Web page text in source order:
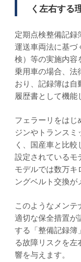
く左右する
定期点検整備記
運送車両法に基づ
検）等の実施内容
乗用車の場合、法
おり、記録簿は自
履歴書として機能
フェラーリをは
ジンやトランス
く、国産車と比
設定されているモ
モデルでは数万キ
ングベルト交換が
このようなメンテ
適切な保全措置が
する「整備記録簿
る故障リスクを
響を与えます。